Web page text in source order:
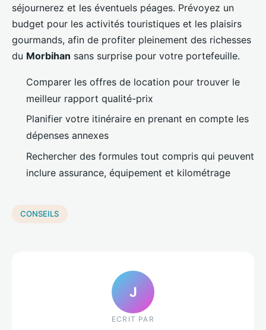
séjournerez et les éventuels péages. Prévoyez un
budget pour les activités touristiques et les plaisirs
gourmands, afin de profiter pleinement des richesses
du Morbihan sans surprise pour votre portefeuille.
Comparer les offres de location pour trouver le
meilleur rapport qualité-prix
Planifier votre itinéraire en prenant en compte les
dépenses annexes
Rechercher des formules tout compris qui peuvent
inclure assurance, équipement et kilométrage
CONSEILS
J
ECRIT PAR